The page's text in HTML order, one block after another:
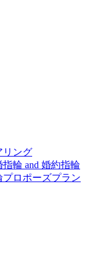
リング
輪 and 婚約指輪
ロポーズプラン